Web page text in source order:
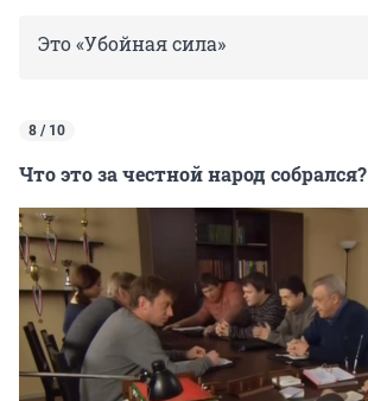
Это «Убойная сила»
8 / 10
Что это за честной народ собрался?